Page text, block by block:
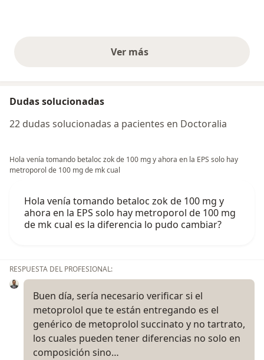
Ver másopiniones anteriores
Dudas solucionadas
22 dudas solucionadas a pacientes en Doctoralia
Hola venía tomando betaloc zok de 100 mg y ahora en la EPS solo hay
metroporol de 100 mg de mk cual
Hola venía tomando betaloc zok de 100 mg y
ahora en la EPS solo hay metroporol de 100 mg
de mk cual es la diferencia lo pudo cambiar?
RESPUESTA DEL PROFESIONAL:
Buen día, sería necesario verificar si el
metoprolol que te están entregando es el
genérico de metoprolol succinato y no tartrato,
los cuales pueden tener diferencias no solo en
composición sino…